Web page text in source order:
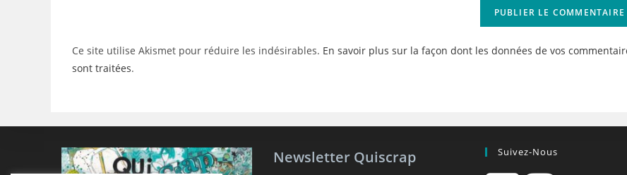
(facultatif)
Ce site utilise Akismet pour réduire les indésirables. En savoir plus sur la façon dont les données de vos
sont traitées.
Newsletter Quiscrap Suivez-Nous